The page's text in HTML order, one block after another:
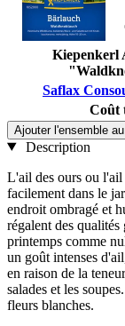
Kiepenkerl
Saflax
Coût
Ajouter l'ensemble
Description
L'ail des ours ou l'ail
facilement dans le
endroit ombragé et
régalent des
printemps comme
un goût intenses
en raison de la
salades et les
fleurs blanches.